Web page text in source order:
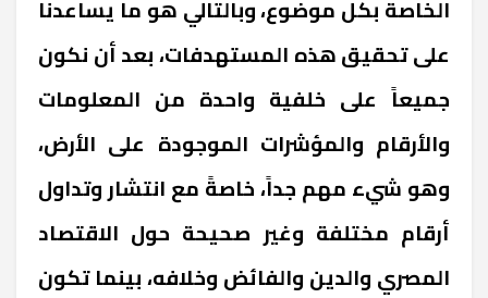
الخاصة بكل موضوع، وبالتالي هو ما يساعدنا
على تحقيق هذه المستهدفات، بعد أن نكون
جميعاً على خلفية واحدة من المعلومات
والأرقام والمؤشرات الموجودة على الأرض،
وهو شيء مهم جداً، خاصةً مع انتشار وتداول
أرقام مختلفة وغير صحيحة حول الاقتصاد
المصري والدين والفائض وخلافه، بينما تكون